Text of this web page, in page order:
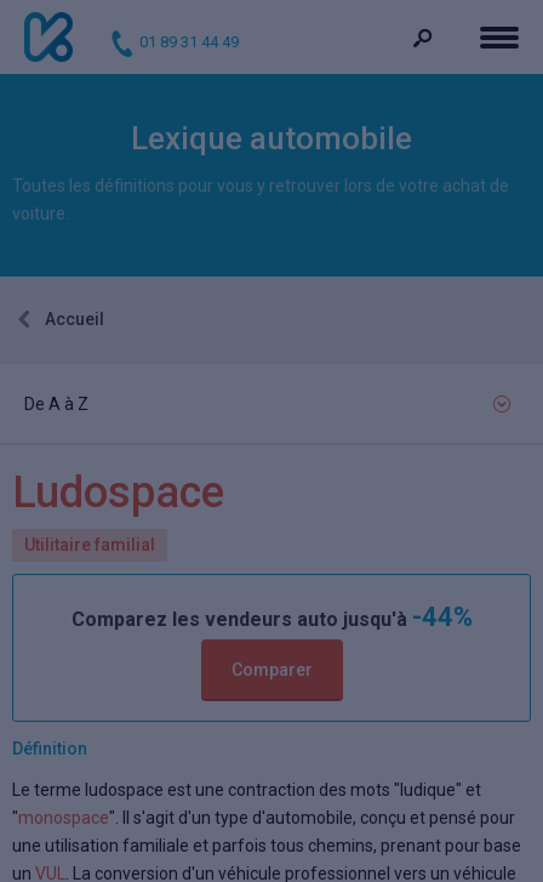
01 89 31 44 49
Lexique automobile
Toutes les définitions pour vous y retrouver lors de votre achat de
voiture.
Accueil
De A à Z
Ludospace
Utilitaire familial
Comparez les vendeurs auto jusqu'à -44%
Comparer
Définition
Le terme ludospace est une contraction des mots "ludique" et
"monospace". Il s'agit d'un type d'automobile, conçu et pensé pour
une utilisation familiale et parfois tous chemins, prenant pour base
un VUL
. La conversion d'un véhicule professionnel vers un véhicule